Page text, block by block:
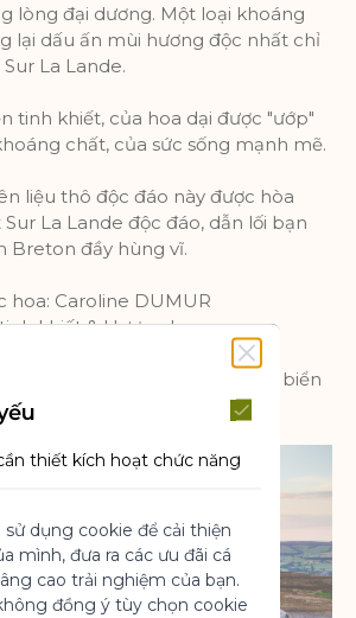
lòng đại dương. Một loại khoáng
lại dấu ấn mùi hương độc nhất chỉ
La Lande.
tinh khiết, của hoa dại được "ướp"
chất, của sức sống mạnh mẽ.
liệu thô độc đáo này được hòa
La Lande độc đáo, dẫn lối bạn
Breton đầy hùng vĩ.
hoa: Caroline DUMUR
khiết & Hương hoa
3/5
thơm: hoa cúc, hoa nhài, tảo biển
thiết kích hoạt chức năng
động bình thường. Chúng
cho một trang web có thể sử
bằng cách kích hoạt chức
bản.
dụng cookie để cải thiện
mình, đưa ra các ưu đãi cá
cao trải nghiệm của bạn.
đồng ý tùy chọn cookie